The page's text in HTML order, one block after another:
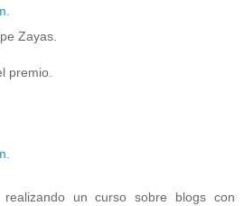
Zayas.
premio.
realizando un curso sobre blogs con